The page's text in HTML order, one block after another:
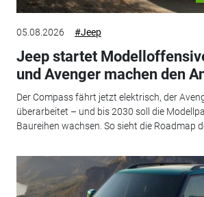
05.08.2026 #Jeep
Jeep startet
und Avenger machen den
Der Compass fährt jetzt elektrisch, der
überarbeitet – und bis 2030 soll die
Baureihen wachsen. So sieht die Roadmap